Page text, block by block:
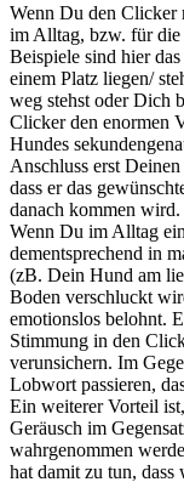
Wenn Du den Clicker
im Alltag, bzw. für die
Beispiele sind hier
einem Platz liegen/
weg stehst oder Dich
Clicker den enormen
Hundes
Anschluss erst
dass er das
danach kommen wird.
Wenn Du im Alltag
dementsprechend in
(zB. Dein Hund am
Boden verschluckt
emotionslos belohnt.
Stimmung in den
verunsichern. Im
Lobwort passieren,
Ein weiterer Vorteil
Geräusch im
wahrgenommen
hat damit zu tun,